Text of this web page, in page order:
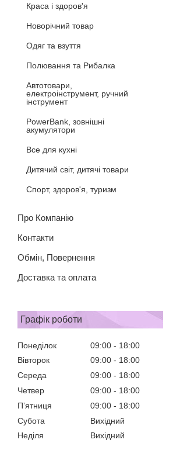
Краса і здоров'я
Новорічний товар
Одяг та взуття
Полювання та Рибалка
Автотовари,
електроінструмент, ручний
інструмент
PowerBank, зовнішні
акумулятори
Все для кухні
Дитячий світ, дитячі товари
Спорт, здоров'я, туризм
Про Компанію
Контакти
Обмін, Повернення
Доставка та оплата
Графік роботи
Понеділок 09:00
18:00
Вівторок
09:00
18:00
Середа
09:00
18:00
Четвер
09:00
18:00
Пʼятниця
09:00
18:00
Субота
Вихідний
Неділя
Вихідний